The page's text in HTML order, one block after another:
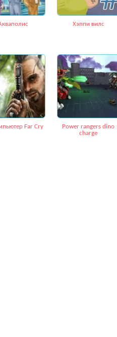
Хэппи вилс
Far Cry
Power rangers dino
charge